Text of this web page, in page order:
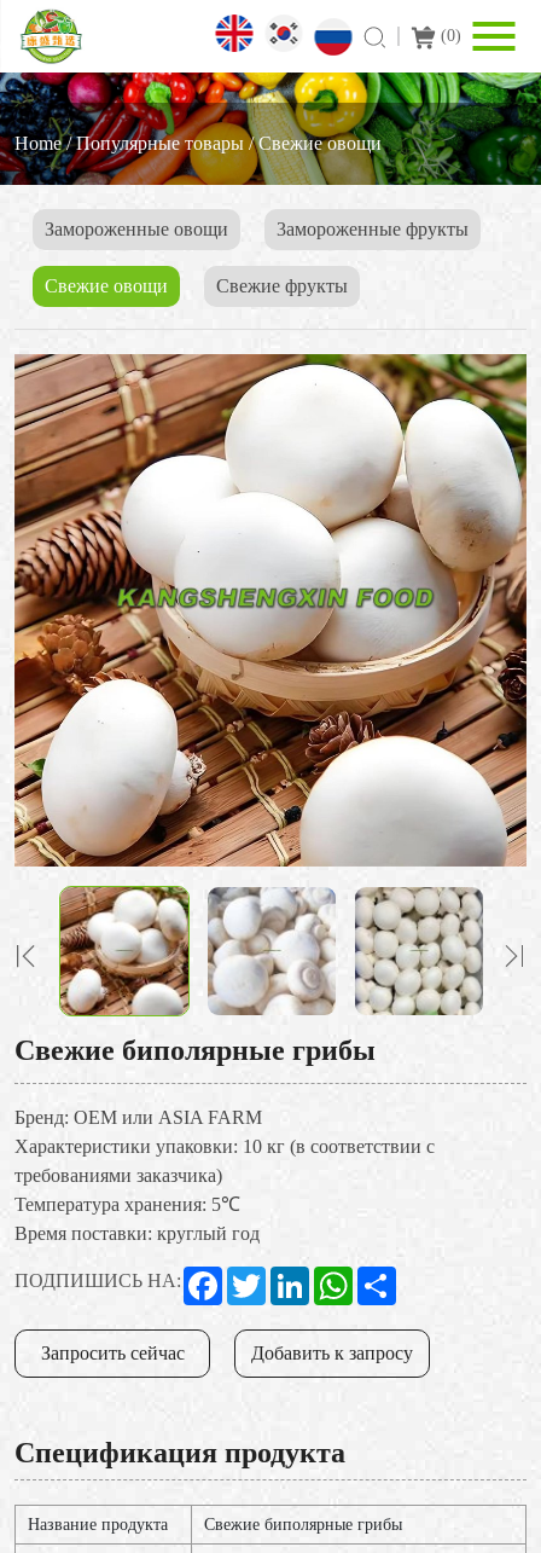
(0)
Home/Популярные товары /Свежие овощи
Замороженные овощи 3амороженные фрукты
Свежие овощи Cвежие фрукты
Свежие биполярные грибы
Бренд: OEM или ASIA FARM
Характеристики упаковки: 10 кг (в соответствии с
требованиями заказчика)
Температура хранения: 5℃
Время поставки: круглый год
ПОДПИШИСЬ НА: FacebookTwitterLinkedInWhatsApp
Запросить сейчас Добавить к запросу
Спецификация продукта
Название продукта Свежие биполярные грибы